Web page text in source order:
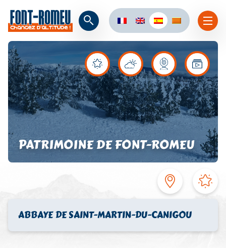
PATRIMOINE DE FONT-ROMEU
ABBAYE DE SAINT-MARTIN-DU-CANIGOU